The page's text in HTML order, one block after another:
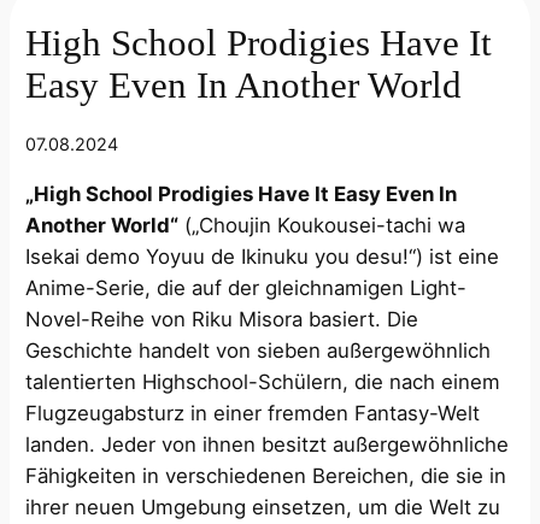
High School Prodigies Have It
Easy Even In Another World
07.08.2024
„High School Prodigies Have It Easy Even In
Another World“ („Choujin Koukousei-tachi wa
Isekai demo Yoyuu de Ikinuku you desu!“) ist eine
Anime-Serie, die auf der gleichnamigen Light-
Novel-Reihe von Riku Misora basiert. Die
Geschichte handelt von sieben außergewöhnlich
talentierten Highschool-Schülern, die nach einem
Flugzeugabsturz in einer fremden Fantasy-Welt
landen. Jeder von ihnen besitzt außergewöhnliche
Fähigkeiten in verschiedenen Bereichen, die sie in
ihrer neuen Umgebung einsetzen, um die Welt zu